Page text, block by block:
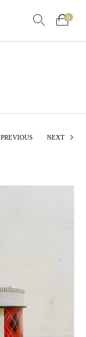
0
PREVIOUS NEXT